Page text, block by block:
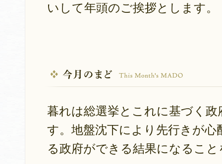
いして年頭のご挨拶とします。
暮れは総選挙とこれに基づく
す。地盤沈下により先行きが
る政府ができる結果になるこ